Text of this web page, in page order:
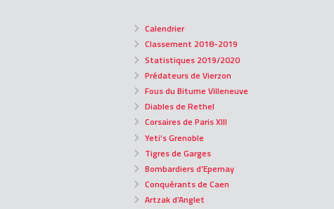
Calendrier
Classement 2018-2019
Statistiques 2019/2020
Prédateurs de Vierzon
Fous du Bitume Villeneuve
Diables de Rethel
Corsaires de Paris XIII
Yeti’s Grenoble
Tigres de Garges
Bombardiers d’Epernay
Conquérants de Caen
Artzak d’Anglet